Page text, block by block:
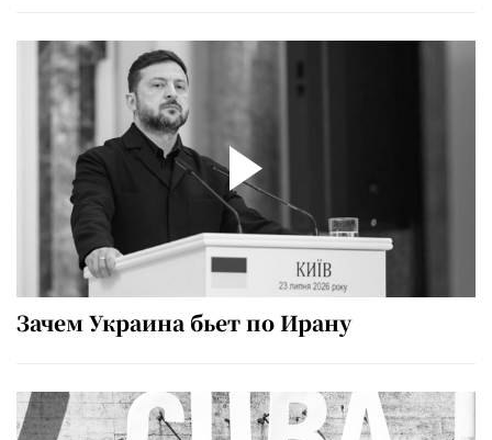
Зачем Украина бьет по Ирану